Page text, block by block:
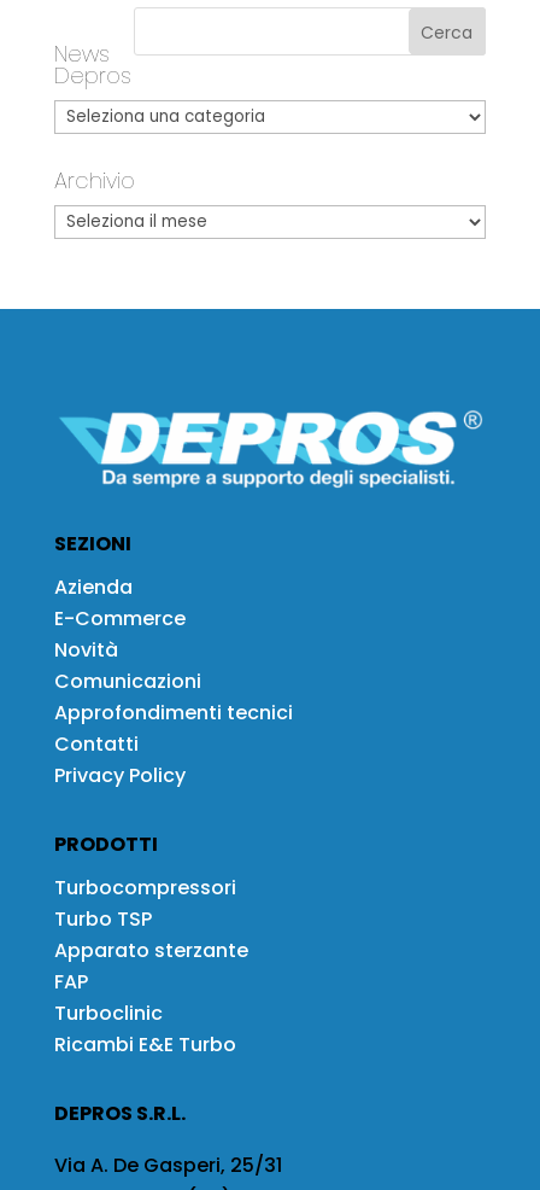
News
Depros
Archivio
SEZIONI
Azienda
E-Commerce
Novità
Comunicazioni
Approfondimenti tecnici
Contatti
Privacy Policy
PRODOTTI
Turbocompressori
Turbo TSP
Apparato sterzante
FAP
Turboclinic
Ricambi E&E Turbo
DEPROS S.R.L.
Via A. De Gasperi, 25/31